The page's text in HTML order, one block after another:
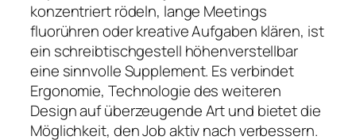
konzentriert rödeln, lange Meetings
fluorühren oder kreative Aufgaben klären, ist
ein schreibtischgestell höhenverstellbar
eine sinnvolle Supplement. Es verbindet
Ergonomie, Technologie des weiteren
Design auf überzeugende Art und bietet die
Möglichkeit, den Job aktiv nach verbessern.